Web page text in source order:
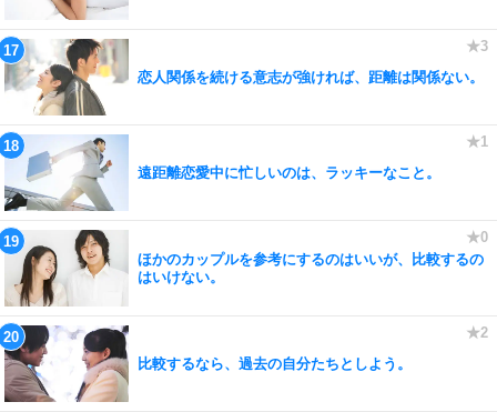
恋人関係を続ける意志が強ければ、距離は関係ない。
遠距離恋愛中に忙しいのは、ラッキーなこと。
ほかのカップルを参考にするのはいいが、比較するの
はいけない。
比較するなら、過去の自分たちとしよう。